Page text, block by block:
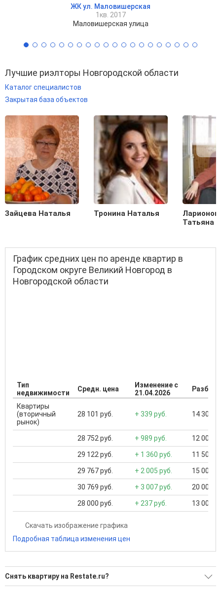
ЖК ул. Маловишерская
1кв. 2017
Маловишерская улица
Лучшие риэлторы Новгородской области
Каталог специалистов
Закрытая база объектов
Зайцева Наталья Тронина Наталья
Татьяна
График средних цен по аренде квартир в
Городском округе Великий Новгород в
Новгородской области
Тип
недвижимости
Средн. цена
Изменение с
21.04.2026
Квартиры
(вторичный
рынок)
28 101 руб. + 339 руб. 14 300
28 752 руб. + 989 руб. 12 000
29 122 руб. + 1 360 руб. 11 500
29 767 руб. + 2 005 руб. 15 000
30 769 руб. + 3 007 руб. 20 000
28 000 руб. + 237 руб. 13 000
Скачать изображение графика
Подробная таблица изменения цен
Снять квартиру на Restate.ru?